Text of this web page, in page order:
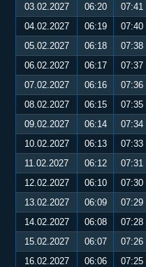
03.02.2027
06:20 07:41
04.02.2027
06:19 07:40
05.02.2027
06:18 07:38
06.02.2027
06:17 07:37
07.02.2027
06:16 07:36
08.02.2027
06:15 07:35
09.02.2027
06:14 07:34
10.02.2027
06:13 07:33
11.02.2027
06:12 07:31
12.02.2027
06:10 07:30
13.02.2027
06:09 07:29
14.02.2027
06:08 07:28
15.02.2027
06:07 07:26
16.02.2027
06:06 07:25